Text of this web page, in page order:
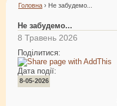
Головна › Не забудемо...
Не забудемо...
8 Травень 2026
Поділитися:
Дата події:
8-05-2026